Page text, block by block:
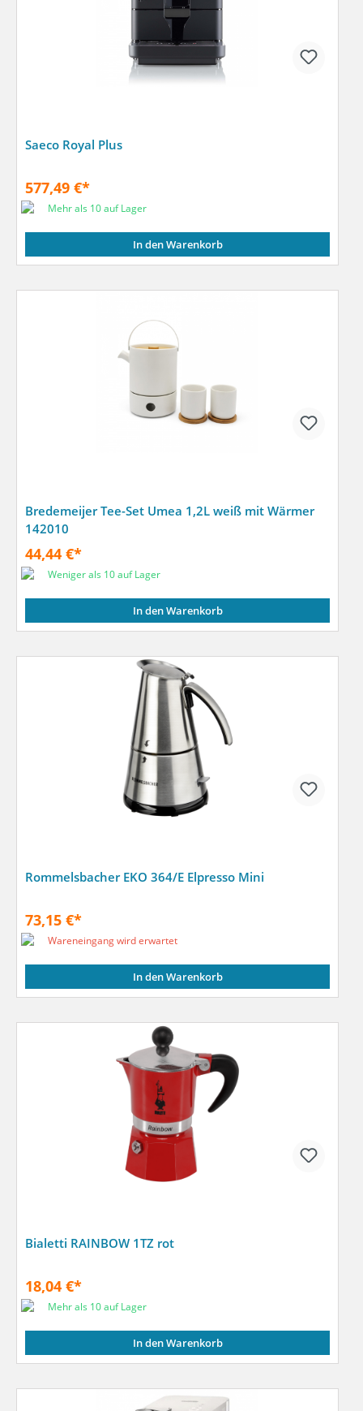
Saeco Royal Plus
577,49 €*
Mehr als 10 auf Lager
In den Warenkorb
Bredemeijer Tee-Set Umea 1,2L weiß mit Wärmer
142010
44,44 €*
Weniger als 10 auf Lager
In den Warenkorb
Rommelsbacher EKO 364/E Elpresso Mini
73,15 €*
Wareneingang wird erwartet
In den Warenkorb
Bialetti RAINBOW 1TZ rot
18,04 €*
Mehr als 10 auf Lager
In den Warenkorb